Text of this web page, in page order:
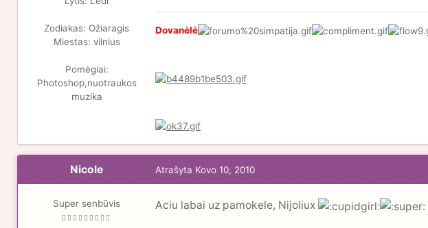
Zodiakas: Ožiaragis
Miestas: vilnius
Pomėgiai:
Photoshop,nuotraukos
muzika
Dovanėlė
Nicole
Super senbūvis
Atrašyta Kovo 10, 2010
Aciu labai uz pamokele, Nijoliux